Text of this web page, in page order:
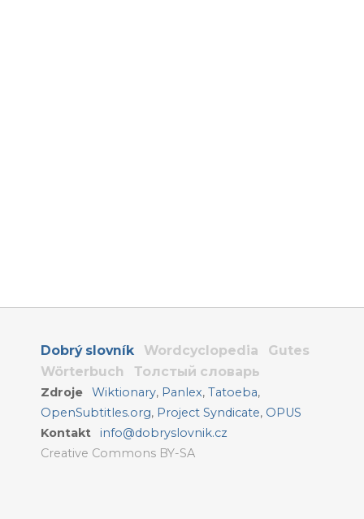
Dobrý slovník Wordcyclopedia
Gutes
Wörterbuch
Толстый словарь
Zdroje Wiktionary, Panlex,Tatoeba,
OpenSubtitles.org, Project Syndicate, OPUS
Kontakt
info@dobryslovnik.cz
Creative Commons BY-SA